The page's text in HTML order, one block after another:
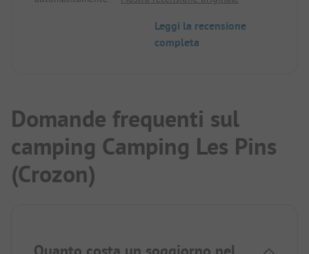
Edificio sanitario 1 (vicino all'ingresso) con buoni
ADAC CampCard è "limitata".
Leggi la recensione
completa
Domande frequenti sul
camping Camping Les Pins
(Crozon)